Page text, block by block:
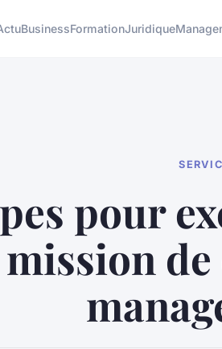
BusinessFormationJuridique
pour
mission